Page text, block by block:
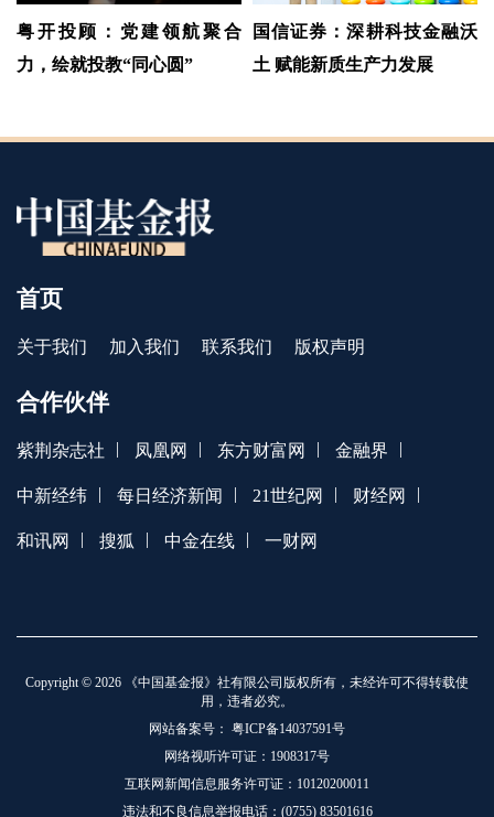
粤开投顾：党建领航聚合
力，绘就投教“同心圆”
国信证券：深耕科技金融沃
土 赋能新质生产力发展
首页
关于我们 加入我们 联系我们 版权声明
合作伙伴
紫荆杂志社 凤凰网 东方财富网 金融界
中新经纬 每日经济新闻 21世纪网 财经网
和讯网 搜狐 中金在线 一财网
Copyright © 2026 《中国基金报》社有限公司版权所有，未经许可不得转载使
用，违者必究。
网站备案号： 粤ICP备14037591号
网络视听许可证：1908317号
互联网新闻信息服务许可证：10120200011
违法和不良信息举报电话：(0755) 83501616